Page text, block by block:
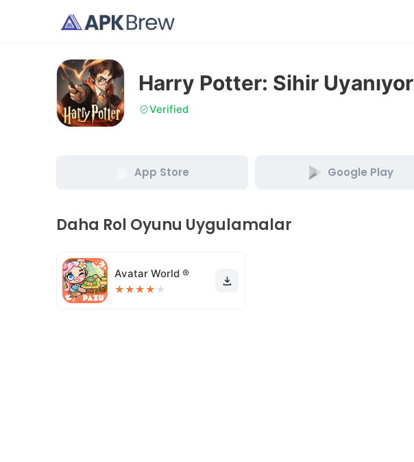
Harry Potter: Sihir Uyanıyor
Verified
App Store Google Play
Daha Rol Oyunu Uygulamalar
Avatar World ®
★★★★ ★